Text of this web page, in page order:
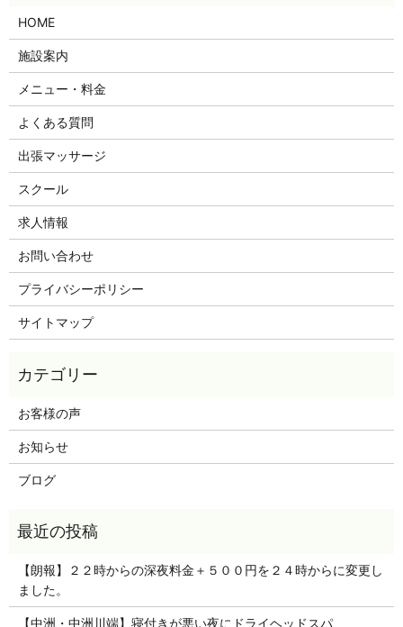
HOME
施設案内
メニュー・料金
よくある質問
出張マッサージ
スクール
求人情報
お問い合わせ
プライバシーポリシー
サイトマップ
お客様の声
お知らせ
ブログ
【朗報】２２時からの深夜料金＋５００円を２４時からに変更し
ました。
【中洲・中洲川端】寝付きが悪い夜にドライヘッドスパ